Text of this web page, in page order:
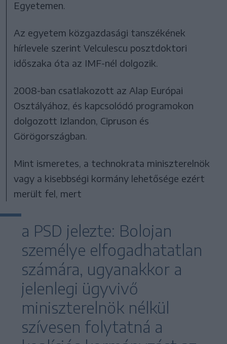
Egyetemen.
Az egyetem közgazdasági tanszékének
hírlevele szerint Velculescu posztdoktori
időszaka óta az IMF-nél dolgozik.
2008-ban csatlakozott az Alap Európai
Osztályához, és kapcsolódó programokon
dolgozott Izlandon, Cipruson és
Görögországban.
Mint ismeretes, a technokrata miniszterelnök
vagy a kisebbségi kormány lehetősége ezért
merült fel, mert
a PSD jelezte: Bolojan
személye elfogadhatatlan
számára, ugyanakkor a
jelenlegi ügyvivő
miniszterelnök nélkül
szívesen folytatná a